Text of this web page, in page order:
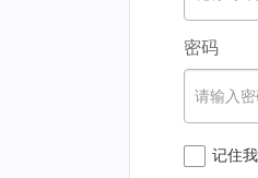
密码
请输入
记住我